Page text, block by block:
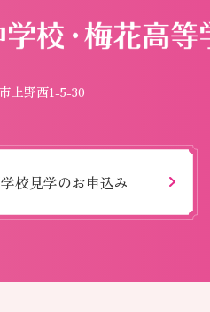
上野西1-5-30
校見学のお申込み